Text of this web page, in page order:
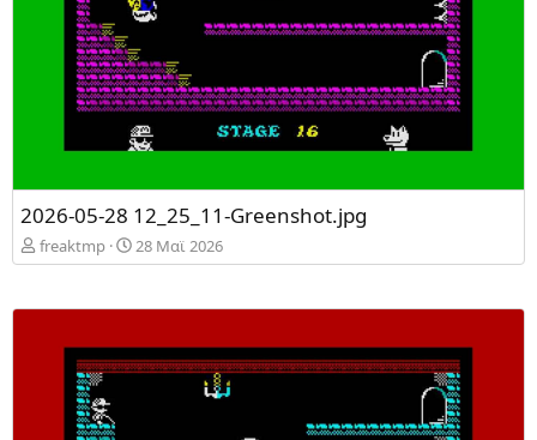
2026-05-28 12_25_11-Greenshot.jpg
freaktmp 28 Mαϊ 2026